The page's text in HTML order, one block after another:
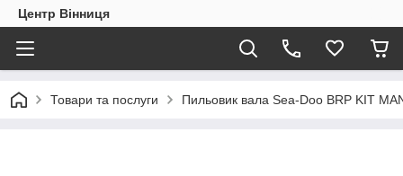
Центр Вінниця
Товари та послуги Пильовик вала Sea-Doo BRP KIT